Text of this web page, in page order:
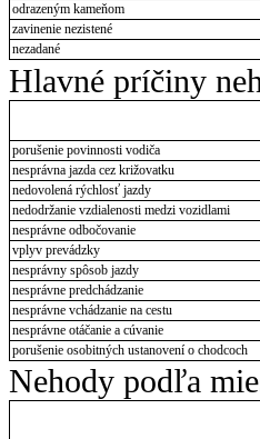
odrazeným kameňom
zavinenie nezistené
nezadané
Hlavné príčiny
porušenie povinnosti vodiča
nesprávna jazda cez križovatku
nedovolená rýchlosť jazdy
nedodržanie vzdialenosti medzi vozidlami
nesprávne odbočovanie
vplyv prevádzky
nesprávny spôsob jazdy
nesprávne predchádzanie
nesprávne vchádzanie na cestu
nesprávne otáčanie a cúvanie
porušenie osobitných ustanovení o chodcoch
Nehody podľa